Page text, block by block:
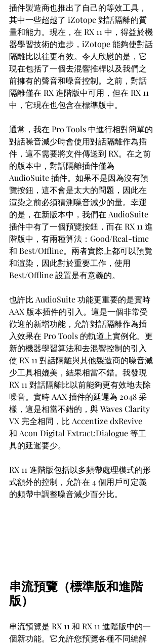
插件製造商也推出了自己的等效工具，
其中一些超越了 iZotope 對話隔離的質
量和能力。現在，在 RX 11 中，得益於機
器學習技術的進步，iZotope 能夠使對話
隔離比以往更有效。令人欣慰的是，它
現在包括了一個去混響推桿以及我們之
前擁有的聲音和噪音控制。之前，對話
隔離僅在 RX 進階版中可用，但在 RX 11
中，它現在也包含在標準版中。
通常，我在 Pro Tools 中進行相對簡單的
對話噪音減少時會使用對話隔離作為插
件，這不需要將文件傳送到 RX。在之前
的版本中，對話隔離插件僅為
AudioSuite 插件。如果不是因為沒有預
覽按鈕，這不會是太大的問題，因此在
渲染之前必須猜測噪音減少的量。幸運
的是，在新版本中，我們在 AudioSuite
插件中有了一個預覽按鈕，而在 RX 11 進
階版中，有兩種算法：Good/Real-time
和 Best/Offline。兩者實際上都可以預覽
和渲染，因此對於重要工作，使用
Best/Offline 設置是有意義的。
也許比 AudioSuite 功能更重要的是實時
AAX 版本插件的引入。這是一個非常受
歡迎的新增功能，允許對話隔離作為插
入效果在 Pro Tools 的軌道上實例化。更
新的機器學習算法和去混響控制的引入
使 RX 11 對話隔離與其他製造商的噪音減
少工具相媲美，結果相當不錯。我發現
RX 11 對話隔離比以前能夠更有效地去除
噪音。實時 AAX 插件的延遲為 2048 采
樣，這是相當不錯的，與 Waves Clarity
VX 完全相同，比 Accentize dxRevive
和 Acon Digital Extract:Dialogue 等工
具的延遲要少。
RX 11 進階版包括以多頻帶處理模式的形
式額外的控制，允許在 4 個用戶可定義
的頻帶中調整噪音減少百分比。
串流預覽（標準版和進階
版）
串流預覽是 RX 11 和 RX 11 進階版中的一
個新功能。它允許您預覽各種不同編解